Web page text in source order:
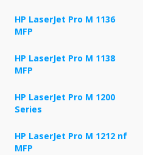
HP LaserJet Pro M 1136
MFP
HP LaserJet Pro M 1138
MFP
HP LaserJet Pro M 1200
Series
HP LaserJet Pro M 1212 nf
MFP